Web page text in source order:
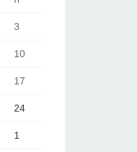
3
10
17
24
1